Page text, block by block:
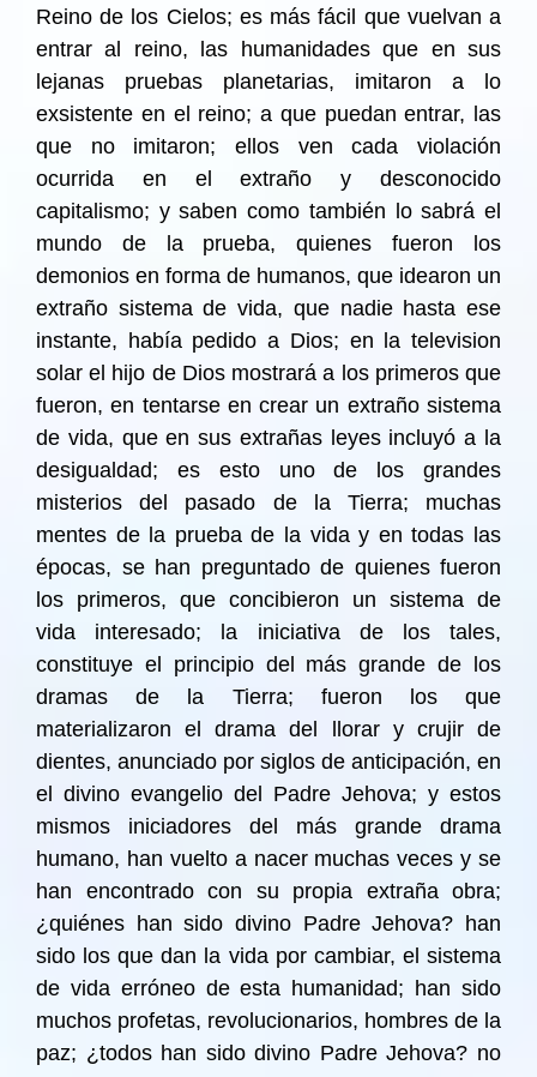
Reino de los Cielos; es más fácil que vuelvan a
entrar al reino, las humanidades que en sus
lejanas pruebas planetarias, imitaron a lo
exsistente en el reino; a que puedan entrar, las
que no imitaron; ellos ven cada violación
ocurrida en el extraño y desconocido
capitalismo; y saben como también lo sabrá el
mundo de la prueba, quienes fueron los
demonios en forma de humanos, que idearon un
extraño sistema de vida, que nadie hasta ese
instante, había pedido a Dios; en la television
solar el hijo de Dios mostrará a los primeros que
fueron, en tentarse en crear un extraño sistema
de vida, que en sus extrañas leyes incluyó a la
desigualdad; es esto uno de los grandes
misterios del pasado de la Tierra; muchas
mentes de la prueba de la vida y en todas las
épocas, se han preguntado de quienes fueron
los primeros, que concibieron un sistema de
vida interesado; la iniciativa de los tales,
constituye el principio del más grande de los
dramas de la Tierra; fueron los que
materializaron el drama del llorar y crujir de
dientes, anunciado por siglos de anticipación, en
el divino evangelio del Padre Jehova; y estos
mismos iniciadores del más grande drama
humano, han vuelto a nacer muchas veces y se
han encontrado con su propia extraña obra;
¿quiénes han sido divino Padre Jehova? han
sido los que dan la vida por cambiar, el sistema
de vida erróneo de esta humanidad; han sido
muchos profetas, revolucionarios, hombres de la
paz; ¿todos han sido divino Padre Jehova? no